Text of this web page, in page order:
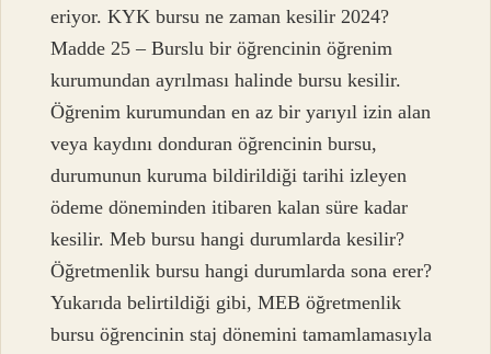
eriyor. KYK bursu ne zaman kesilir 2024?
Madde 25 – Burslu bir öğrencinin öğrenim
kurumundan ayrılması halinde bursu kesilir.
Öğrenim kurumundan en az bir yarıyıl izin alan
veya kaydını donduran öğrencinin bursu,
durumunun kuruma bildirildiği tarihi izleyen
ödeme döneminden itibaren kalan süre kadar
kesilir. Meb bursu hangi durumlarda kesilir?
Öğretmenlik bursu hangi durumlarda sona erer?
Yukarıda belirtildiği gibi, MEB öğretmenlik
bursu öğrencinin staj dönemini tamamlamasıyla